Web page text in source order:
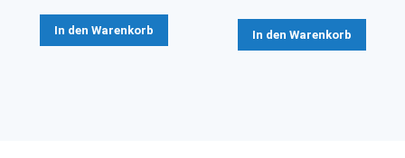
In den Warenkorb In den Warenkorb